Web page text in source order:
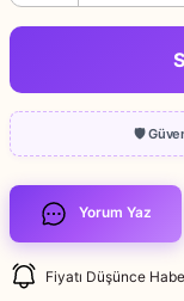
Yorum Yaz
Fiyatı Düşünce